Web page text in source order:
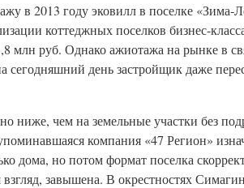
в 2013 году эковилл в поселке «Зима-
коттеджных поселков бизнес-
млн руб. Однако ажиотажа на рынке в
сегодняшний день застройщик даже
ниже, чем на земельные участки без
компания «47 Регион»
дома, но потом формат поселка
завышена. В окрестностях